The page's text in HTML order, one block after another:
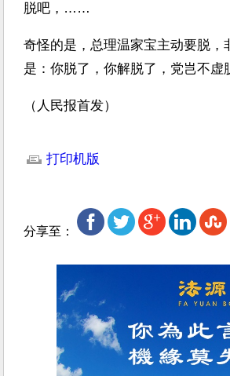
脱吧，……
奇怪的是，总理温家宝主动要脱
是：你脱了，你解脱了，党岂不
（人民报首发）
打印机版
分享至：